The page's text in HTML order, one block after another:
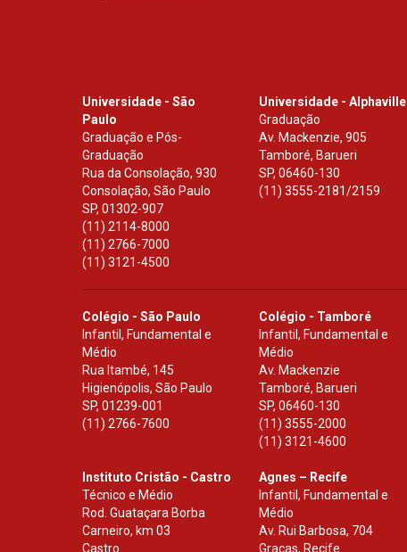
Universidade - São
Paulo
Graduação e Pós-
Graduação
Rua da Consolação, 930
Consolação, São Paulo
SP, 01302-907
(11) 2114-8000
(11) 2766-7000
(11) 3121-4500
Universidade - Alphaville
Graduação
Av. Mackenzie, 905
Tamboré, Barueri
SP,06460-130
(11) 3555-2181/2159
Colégio - São Paulo
Infantil, Fundamental e
Médio
Rua Itambé, 145
Higienópolis, São Paulo
SP, 01239-001
(11) 2766-7600
Colégio - Tamboré
Infantil, Fundamental e
Médio
Av. Mackenzie
Tamboré, Barueri
SP,06460-130
(11) 3555-2000
(11) 3121-4600
Instituto Cristão - Castro
Técnico e Médio
Rod. Guataçara Borba
Carneiro, km 03
Castro
Agnes – Recife
Infantil, Fundamental e
Médio
Av. Rui Barbosa, 704
Graças, Recife